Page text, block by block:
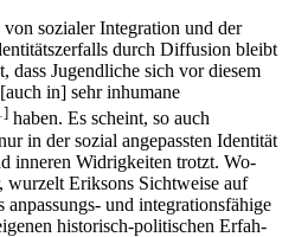
sozialer Integration und der
durch Diffusion bleibt
dass Jugendliche sich vor diesem
in] sehr inhumane
haben. Es scheint, so auch
in der sozial angepassten Identität
inneren Widrig­keiten trotzt. Wo­
wurzelt Eriksons Sicht­weise auf
und integrations­fähige
historisch-politischen Erfah­